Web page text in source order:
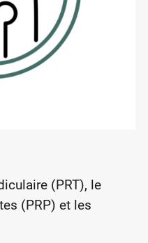
(PRT), le
(PRP) et les